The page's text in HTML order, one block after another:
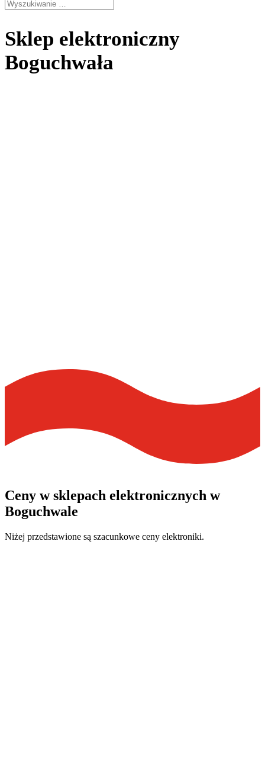
Sklep elektroniczny
Boguchwała
Ceny wsklepach elektronicznych w
Boguchwale
Niżej przedstawione są szacunkowe ceny elektroniki.